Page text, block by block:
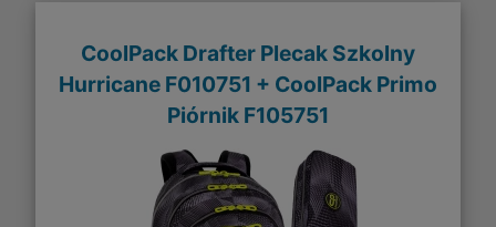
CoolPack Drafter Plecak Szkolny
Hurricane F010751 + CoolPack Primo
Piórnik F105751